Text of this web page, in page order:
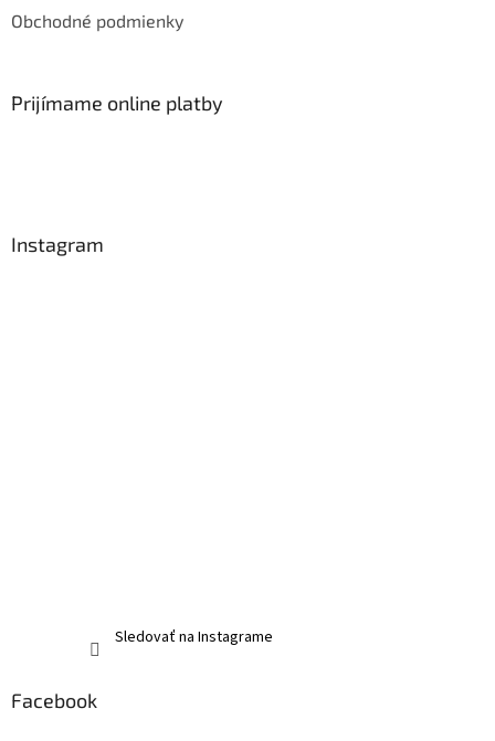
Obchodné podmienky
Prijímame online platby
Instagram
Sledovať na Instagrame
Facebook